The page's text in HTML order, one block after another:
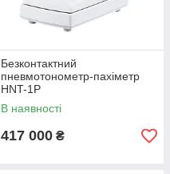
Безконтактний
пневмотонометр-пахіметр
HNT-1Р
В наявності
417 000 ₴